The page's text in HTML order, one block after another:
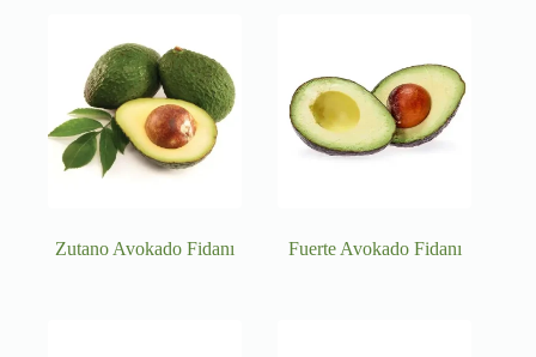
Zutano Avokado Fidanı Fuerte Avokado Fidanı